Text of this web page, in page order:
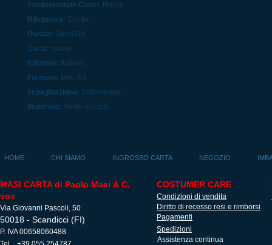
Fondamentale Colori: Rosso
Rilegatura: Cucita
Durata: Genn/Dic
Carta: avorio
Edizione: Italiano
Formato: Mini-XS
Impaginazione: Settimanale
Materiale: Vinile riciclato
HOME CHI SIAMO INGROSSO CARTA NEGOZIO
MASI CARTA di Paolo Masi & C.
snc
Via Giovanni Pascoli, 50
50018 - Scandicci (FI)
P. IVA 00658060488
COSTUMER CARE
Condizioni di vendita
Diritto di recesso resi e rimborsi
Pagamenti
Spedizioni
Assistenza continua